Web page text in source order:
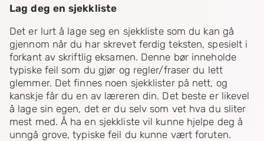
Lag deg en sjekkliste
Det er lurt å lage seg en sjekkliste som du kan gå
gjennom når du har skrevet ferdig teksten, spesielt i
forkant av skriftlig eksamen. Denne bør inneholde
typiske feil som du gjør og regler/fraser du lett
glemmer. Det finnes noen sjekklister på nett, og
kanskje får du en av læreren din. Det beste er likevel
å lage sin egen, det er du selv som vet hva du sliter
mest med. Å ha en sjekkliste vil kunne hjelpe deg å
unngå grove, typiske feil du kunne vært foruten.